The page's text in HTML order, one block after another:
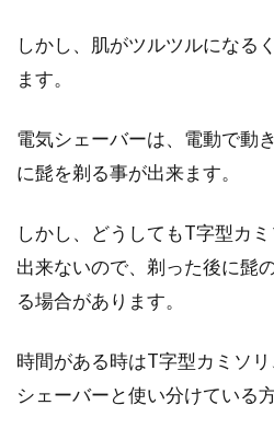
肌の弱い人に
ミングと古
しかし、肌がツルツルになる
ます。
電気シェーバーは、電動で動
に髭を剃る事が出来ます。
しかし、どうしてもT字型カ
出来ないので、剃った後に髭
る場合があります。
時間がある時はT字型カミソ
シェーバーと使い分けている